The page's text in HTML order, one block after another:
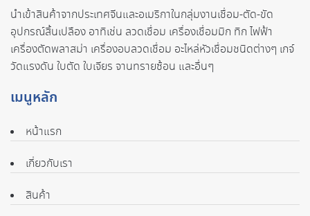
นำเข้าสินค้าจากประเทศจีนและอเมริกาในกลุ่มงานเชื่อม-ตัด-ขัด
อุปกรณ์สิ้นเปลือง อาทิเช่น ลวดเชื่อม เครื่องเชื่อมมิก ทิก ไฟฟ้า
เครื่องตัดพลาสม่า เครื่องอบลวดเชื่อม อะไหล่หัวเชื่อมชนิดต่างๆ เกจ์
วัดแรงดัน ใบตัด ใบเจียร จานทรายซ้อน และอื่นๆ
เมนูหลัก
หน้าแรก
เกี่ยวกับเรา
สินค้า